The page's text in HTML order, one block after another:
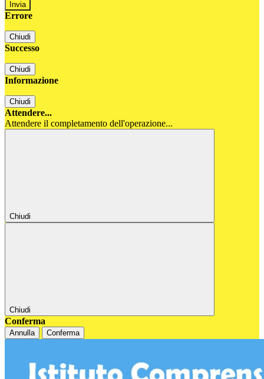
Errore
Chiudi
Successo
Chiudi
Informazione
Chiudi
Attendere...
Attendere il completamento dell'operazione...
Chiudi
Chiudi
Conferma
Annulla Conferma